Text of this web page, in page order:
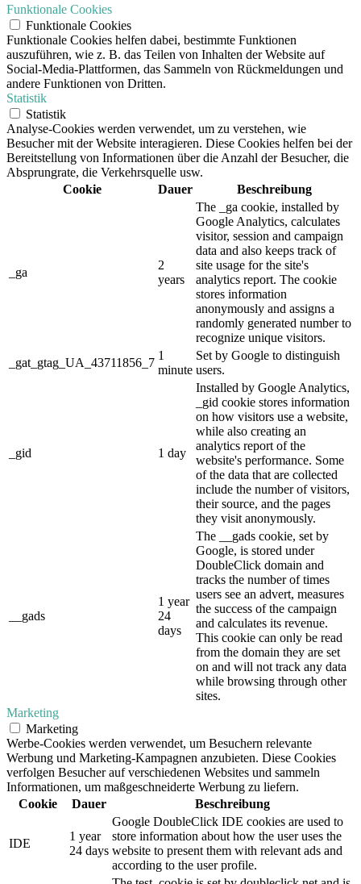
Funktionale Cookies
Funktionale Cookies
Funktionale Cookies helfen dabei, bestimmte Funktionen
auszuführen, wie z. B. das Teilen von Inhalten der Website auf
Social-Media-Plattformen, das Sammeln von Rückmeldungen und
andere Funktionen von Dritten.
Statistik
Statistik
Analyse-Cookies werden verwendet, um zu verstehen, wie
Besucher mit der Website interagieren. Diese Cookies helfen bei der
Bereitstellung von Informationen über die Anzahl der Besucher, die
Absprungrate, die Verkehrsquelle usw.
Cookie
Dauer Beschreibung
_ga
2
years
The _ga cookie, installed by
Google Analytics, calculates
visitor, session and campaign
data and also keeps track of
site usage for the site's
analytics report. The cookie
stores information
anonymously and assigns a
randomly generated number to
recognize unique visitors.
_gat_gtag_UA_43711856_7
1
minute
Set by Google to distinguish
users.
_gid 1 day
Installed by Google Analytics,
_gid cookie stores information
on how visitors use a website,
while also creating an
analytics report of the
website's performance. Some
of the data that are collected
include the number of visitors,
their source, and the pages
they visit anonymously.
__gads
1 year
24
days
The __gads cookie, set by
Google, is stored under
DoubleClick domain and
tracks the number of times
users see an advert, measures
the success of the campaign
and calculates its revenue.
This cookie can only be read
from the domain they are set
on and will not track any data
while browsing through other
sites.
Marketing
Marketing
Werbe-Cookies werden verwendet, um Besuchern relevante
Werbung und Marketing-Kampagnen anzubieten. Diese Cookies
verfolgen Besucher auf verschiedenen Websites und sammeln
Informationen, um maßgeschneiderte Werbung zu liefern.
Cookie
Dauer Beschreibung
IDE
1 year
24 days
Google DoubleClick IDE cookies are used to
store information about how the user uses the
website to present them with relevant ads and
according to the user profile.